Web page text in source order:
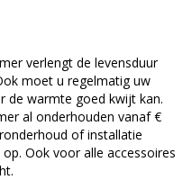
verlengt de levensduur
moet u regelmatig uw
de warmte goed kwijt kan.
al onderhouden vanaf €
of installatie
Ook voor alle accessoires